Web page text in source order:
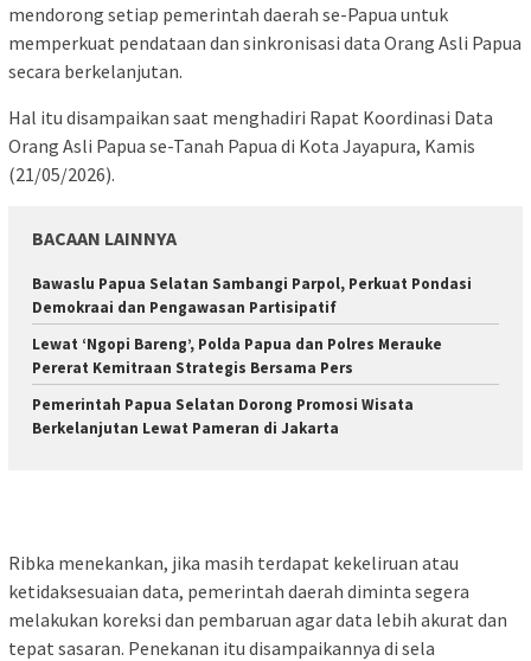
mendorong setiap pemerintah daerah se-Papua untuk
memperkuat pendataan dan sinkronisasi data Orang Asli Papua
secara berkelanjutan.
Hal itu disampaikan saat menghadiri Rapat Koordinasi Data
Orang Asli Papua se-Tanah Papua di Kota Jayapura, Kamis
(21/05/2026).
BACAAN LAINNYA
Bawaslu Papua Selatan Sambangi Parpol, Perkuat Pondasi
Demokraai dan Pengawasan Partisipatif
Lewat ‘Ngopi Bareng’, Polda Papua dan Polres Merauke
Pererat Kemitraan Strategis Bersama Pers
Pemerintah Papua Selatan Dorong Promosi Wisata
Berkelanjutan Lewat Pameran di Jakarta
Ribka menekankan, jika masih terdapat kekeliruan atau
ketidaksesuaian data, pemerintah daerah diminta segera
melakukan koreksi dan pembaruan agar data lebih akurat dan
tepat sasaran. Penekanan itu disampaikannya di sela